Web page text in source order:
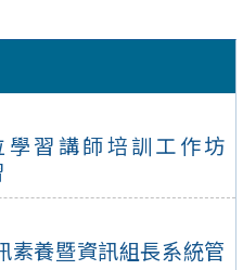
習講師培訓工作坊
素養暨資訊組長系統管